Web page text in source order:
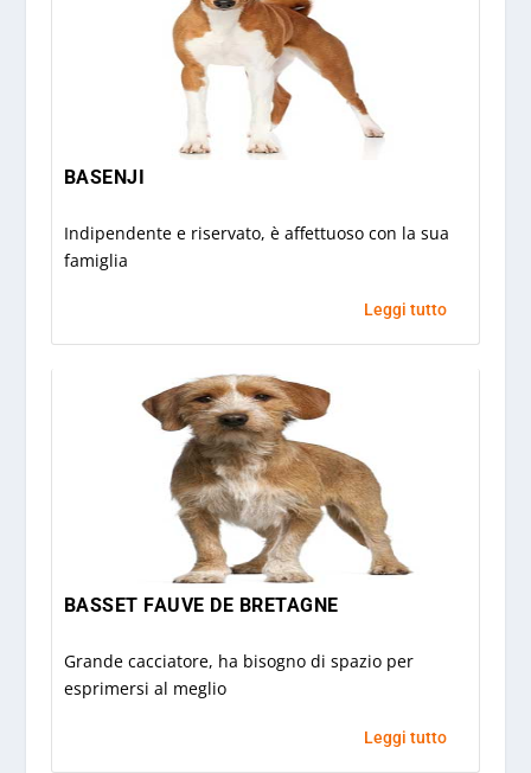
BASENJI
Indipendente e riservato, è affettuoso con la sua
famiglia
Leggi tutto
BASSET FAUVE DE BRETAGNE
Grande cacciatore, ha bisogno di spazio per
esprimersi al meglio
Leggi tutto